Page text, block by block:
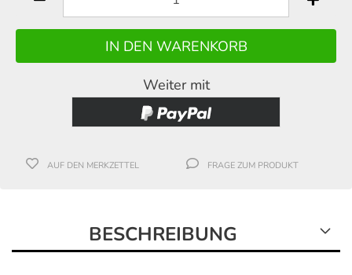
Weiter mit
AUF DEN MERKZETTEL FRAGE ZUM PRODUKT
BESCHREIBUNG